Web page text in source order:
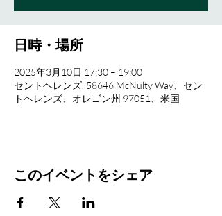
日時・場所
2025年3月10日 17:30 – 19:00
セントヘレンズ, 58646 McNulty Way、セン
トヘレンズ、オレゴン州 97051、米国
このイベントをシェア